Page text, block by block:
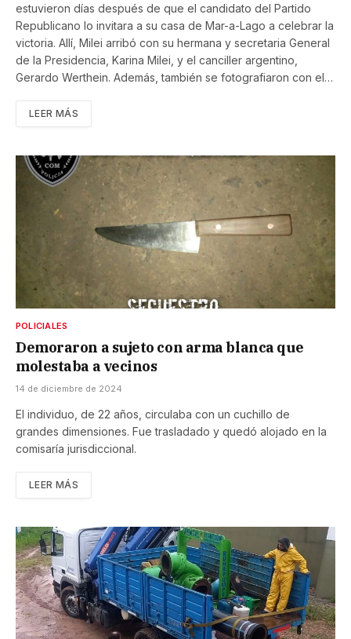
estuvieron días después de que el candidato del Partido
Republicano lo invitara a su casa de Mar-a-Lago a celebrar la
victoria. Allí, Milei arribó con su hermana y secretaria General
de la Presidencia, Karina Milei, y el canciller argentino,
Gerardo Werthein. Además, también se fotografiaron con el…
LEER MÁS
POLICIALES
Demoraron a sujeto con arma blanca que
molestaba a vecinos
14 de diciembre de 2024
El individuo, de 22 años, circulaba con un cuchillo de
grandes dimensiones. Fue trasladado y quedó alojado en la
comisaría jurisdiccional.
LEER MÁS